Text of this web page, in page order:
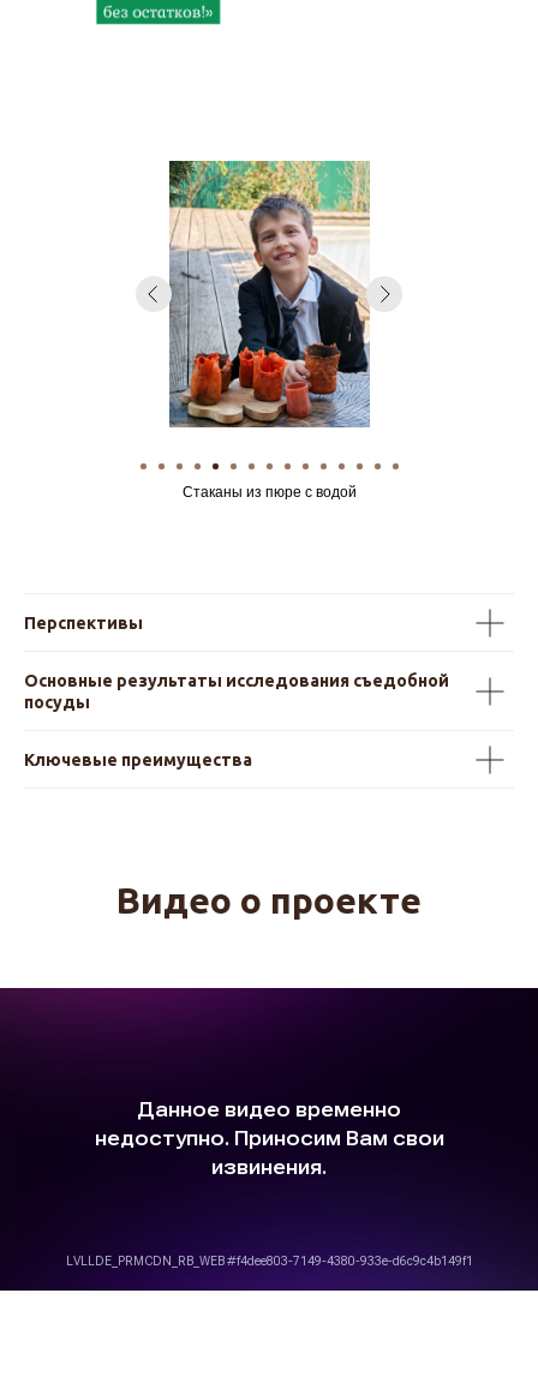
Стаканы из пюре с водой
Пикник со съедобной посудой
Перспективы
Основные результаты исследования съедобной
посуды
Ключевые преимущества
Видео о проекте